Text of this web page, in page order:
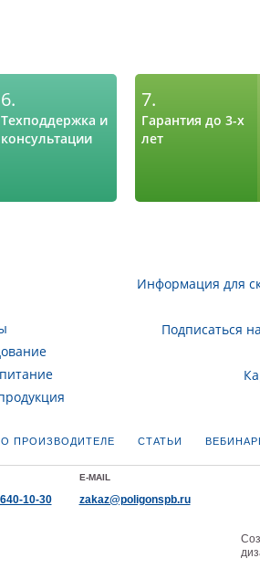
6.
Техподдержка и
консультации
7.
Гарантия до 3-х
лет
Информация для
Подписаться
О ПРОИЗВОДИТЕЛЕ СТАТЬИ
10-30
E-MAIL
zakaz@poligonspb.ru